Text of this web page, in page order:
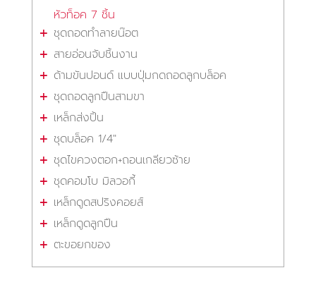
หัวท็อค 7 ชิ้น
ชุดถอดทำลายน๊อต
สายอ่อนจับชิ้นงาน
ด้ามขันปอนด์ แบบปุ่มกดถอดลูกบล็อค
ชุดถอดลูกปืนสามขา
เหล็กส่งปิ้น
ชุดบล็อค 1/4"
ชุดไขควงตอก+ถอนเกลียวซ้าย
ชุดคอมโบ มิลวอกี้
เหล็กดูดสปริงคอยส์
เหล็กดูดลูกปืน
ตะขอยกของ